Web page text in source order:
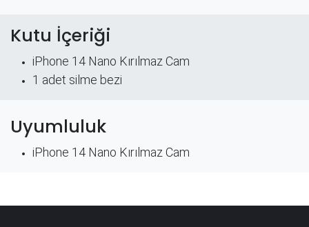
Kutu İçeriği
iPhone 14 Nano Kırılmaz Cam
​1 adet silme bezi
Uyumluluk
iPhone 14 Nano Kırılmaz Cam